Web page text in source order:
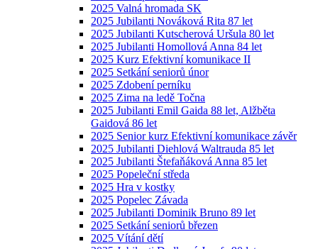
2025 Valná hromada SK
2025 Jubilanti Nováková Rita 87 let
2025 Jubilanti Kutscherová Uršula 80 let
2025 Jubilanti Homollová Anna 84 let
2025 Kurz Efektivní komunikace II
2025 Setkání seniorů únor
2025 Zdobení perníku
2025 Zima na ledě Točna
2025 Jubilanti Emil Gaida 88 let, Alžběta
Gaidová 86 let
2025 Senior kurz Efektivní komunikace závěr
2025 Jubilanti Diehlová Waltrauda 85 let
2025 Jubilanti Štefaňáková Anna 85 let
2025 Popeleční středa
2025 Hra v kostky
2025 Popelec Závada
2025 Jubilanti Dominik Bruno 89 let
2025 Setkání seniorů březen
2025 Vítání dětí